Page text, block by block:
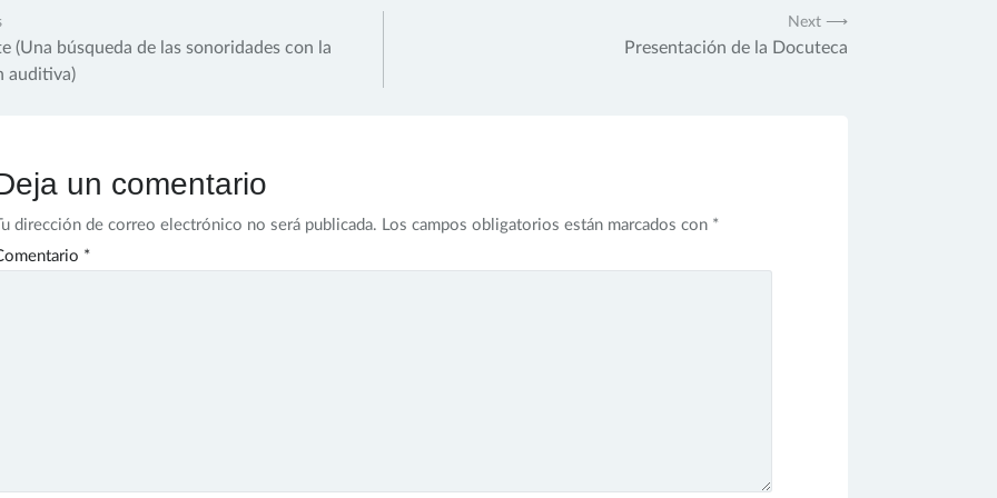
(Una búsqueda de las sonoridades con la
auditiva)
Next ⟶
Presentación de la Docuteca
un comentario
dirección de correo electrónico no será publicada. Los campos obligatorios están marcados con *
*